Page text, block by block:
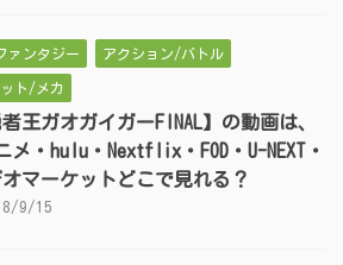
ァンタジー アクション/バトル
ト/メカ
者王ガオガイガーFINAL】の動画は、
メ・hulu・Nextflix・FOD・U-NEXT・
オマーケットどこで見れる？
9/15